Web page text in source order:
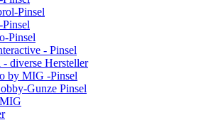
Pinsel
Pinsel
- Pinsel
- diverse Hersteller
by MIG -Pinsel
Gunze Pinsel